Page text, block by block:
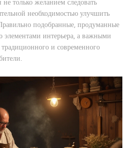
необходимостью улучшить
подобранные, продуманные
элементами интерьера, а важными
и современного